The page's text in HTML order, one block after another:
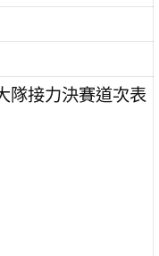
隊接力決賽道次表